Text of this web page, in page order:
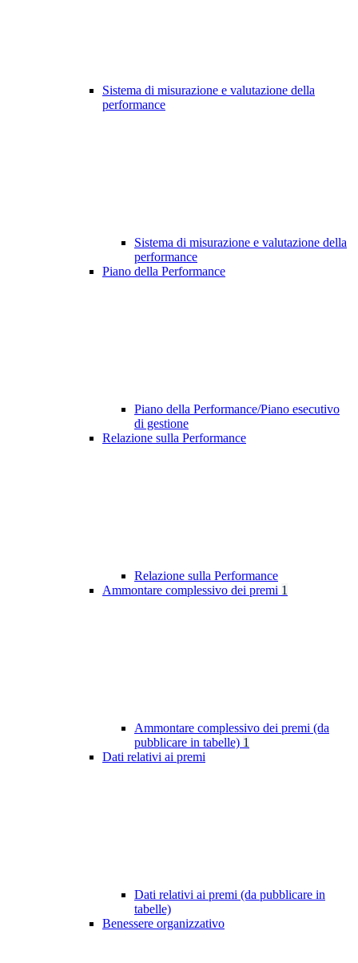
Sistema di misurazione e valutazione della
performance
Sistema di misurazione e valutazione della
performance
Piano della Performance
Piano della Performance/Piano esecutivo
di gestione
Relazione sulla Performance
Relazione sulla Performance
Ammontare complessivo dei premi 1
Ammontare complessivo dei premi (da
pubblicare in tabelle) 1
Dati relativi ai premi
Dati relativi ai premi (da pubblicare in
tabelle)
Benessere organizzativo